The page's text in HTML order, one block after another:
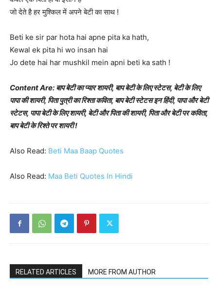
जो देते है हर मुश्किल में अपने बेटी का साथ !
Beti ke sir par hota hai apne pita ka hath,
Kewal ek pita hi wo insan hai
Jo dete hai har mushkil mein apni beti ka sath !
Content Are: बाप बेटी का प्यार शायरी, बाप बेटी के लिए स्टेटस, बेटी के लिए
पापा की शायरी, पिता पुत्री का रिश्ता कविता, बाप बेटी स्टेटस इन हिंदी, पापा और बेटी
स्टेटस, पापा बेटी के लिए शायरी, बेटी और पिता की शायरी, पिता और बेटी पर कविता,
बाप बेटी के रिश्ते पर शायरी !
Also Read: Beti Maa Baap Quotes
Also Read: Maa Beti Quotes In Hindi
RELATED ARTICLES MORE FROM AUTHOR